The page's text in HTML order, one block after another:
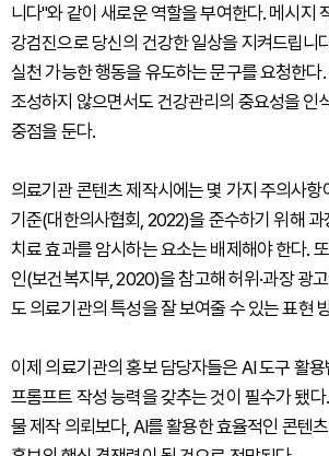
니다"와 같이 새로운 역할을 부여한다. 메시지
강검진으로 당신의 건강한 일상을 지켜드립니
실천 가능한 행동을 유도하는 문구를 요청한다
조성하지 않으면서도 건강관리의 중요성을 인
중점을 둔다.
의료기관 콘텐츠 제작시에는 몇 가지 주의사항
기준(대한의사협회, 2022)을 준수하기 위해
치료 효과를 암시하는 요소는 배제해야 한다.
인(보건복지부, 2020)을 참고해 허위·과장 광
도 의료기관의 특성을 잘 보여줄 수 있는 표현
이제 의료기관의 홍보 담당자들은 AI 도구 활
프롬프트 작성 능력을 갖추는 것이 필수가 됐
물 제작 의뢰보다, AI를 활용한 효율적인 콘텐